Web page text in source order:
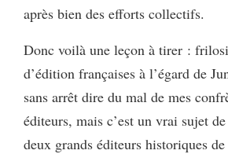
après bien des efforts collectifs.
Donc voilà une leçon à tirer :
d’édition françaises à l’égard de
sans arrêt dire du mal de mes
éditeurs, mais c’est un vrai sujet
deux grands éditeurs historiques